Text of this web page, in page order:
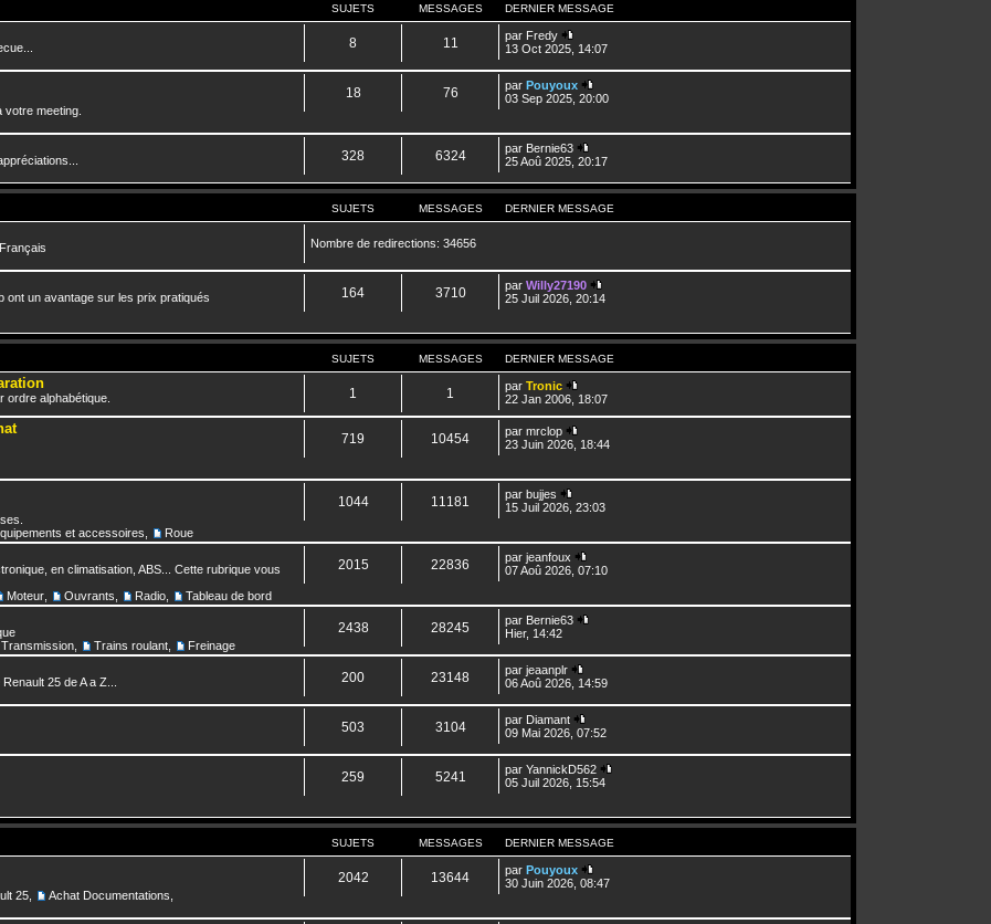
SUJETS MESSAGES DERNIER MESSAGE
8 11 par Fredy
13 Oct 2025, 14:07
meeting.
18 76 parPouyoux
03 Sep 2025, 20:00
328 6324 par Bernie63
25 Aoû 2025, 20:17
SUJETS MESSAGES DERNIER MESSAGE
Nombre de redirections: 34656
ont un avantage sur les prix pratiqués
164 3710 parWilly27190
25 Juil 2026, 20:14
SUJETS MESSAGES DERNIER MESSAGE
alphabétique. 1 1 parTronic
22 Jan 2006, 18:07
719 10454 parmrclop
23 Juin 2026, 18:44
et accessoires Roue
1044 11181 parbujjes
15 Juil 2026, 23:03
en climatisation, ABS... Cette rubrique vous
Moteur Ouvrants Radio Tableau de bord
2015 22836 parjeanfoux
07 Aoû 2026, 07:10
Transmission Trains roulant Freinage
2438 28245 par Bernie63
Hier, 14:42
25 de A a Z...
200 23148 parjeaanplr
06 Aoû 2026, 14:59
503 3104 par Diamant
09 Mai 2026, 07:52
259 5241 parYannickD562
05 Juil 2026, 15:54
SUJETS MESSAGES DERNIER MESSAGE
25 Achat Documentations
2042 13644 parPouyoux
30 Juin 2026, 08:47